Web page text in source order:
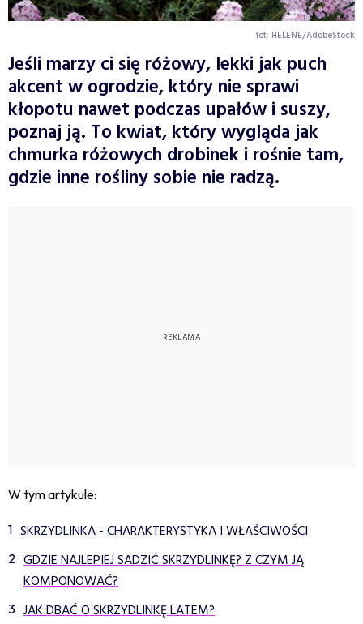
fot: HELENE/AdobeStock
Jeśli marzy ci się różowy, lekki jak puch
akcent w ogrodzie, który nie sprawi
kłopotu nawet podczas upałów i suszy,
poznaj ją. To kwiat, który wygląda jak
chmurka różowych drobinek i rośnie tam,
gdzie inne rośliny sobie nie radzą.
W tym artykule:
SKRZYDLINKA - CHARAKTERYSTYKA I WŁAŚCIWOŚCI
GDZIE NAJLEPIEJ SADZIĆ SKRZYDLINKĘ? Z CZYM JĄ
KOMPONOWAĆ?
JAK DBAĆ O SKRZYDLINKĘ LATEM?